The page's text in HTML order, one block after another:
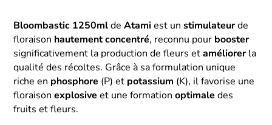
Bloombastic 1250mldeAtamiest unstimulateurde
floraison hautement concentré, reconnu pour booster
significativement la production de fleurs etaméliorerla
qualité des récoltes. Grâce à sa formulation unique
riche en phosphore (P) et potassium (K), il favorise une
floraisonexplosive et une formationoptimale des
fruits et fleurs.